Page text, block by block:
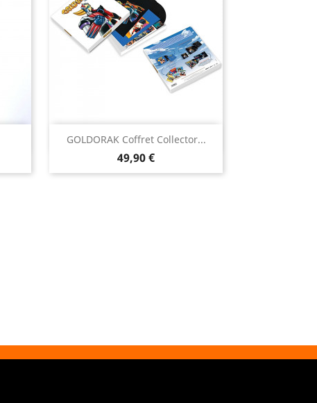
GOLDORAK Coffret Collector...
Prix
49,90 €
Aperçu rapide